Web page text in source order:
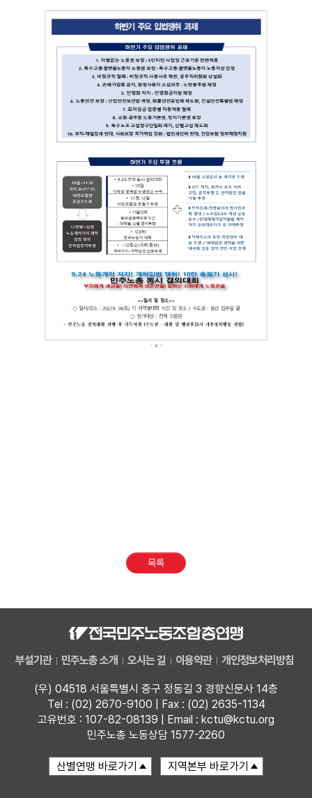
목록
부설기관 민주노총 소개 오시는 길 이용약관 개인정보처리방침
(우) 04518 서울특별시 중구 정동길 3 경향신문사 14층
Tel : (02) 2670-9100 | Fax : (02) 2635-1134
고유번호 : 107-82-08139 | Email : kctu@kctu.org
민주노총 노동상담 1577-2260